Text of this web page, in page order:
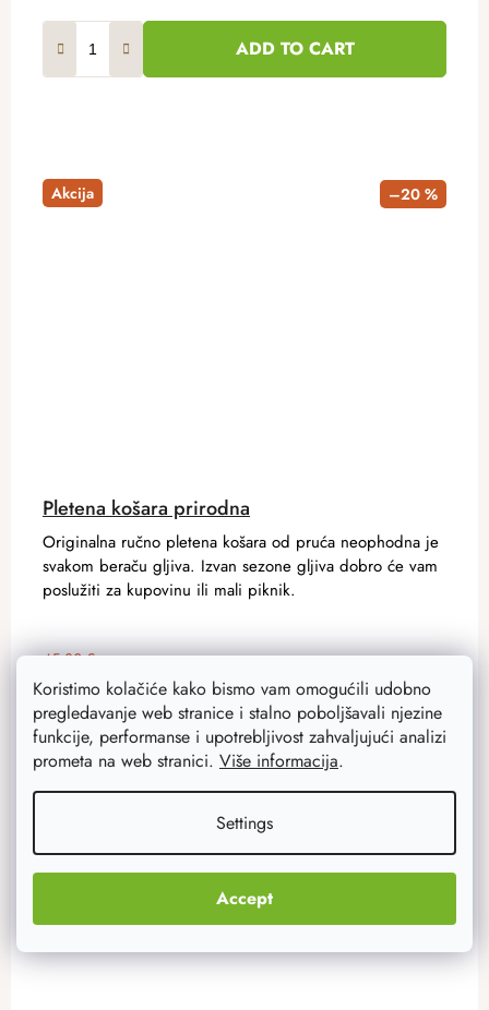
Koristimo kolačiće kako bismo vam omogućili udobno
pregledavanje web stranice i stalno poboljšavali njezine
funkcije, performanse i upotrebljivost zahvaljujući analizi
prometa na web stranici. Više informacija.
Settings
Accept
ADD TO CART
Akcija –20 %
Pletena košara prirodna
36,20 €
45,30 €
Na zalihi13 kom
ADD TO CART
Originalna ručno pletena košara od pruća neophodna je
svakom beraču gljiva. Izvan sezone gljiva dobro će vam
poslužiti za kupovinu ili mali piknik.